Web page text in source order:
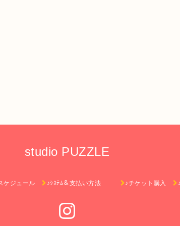
studio PUZZLE
ケジュール ♪ｼｽﾃﾑ＆支払い方法 ♪チケット購入